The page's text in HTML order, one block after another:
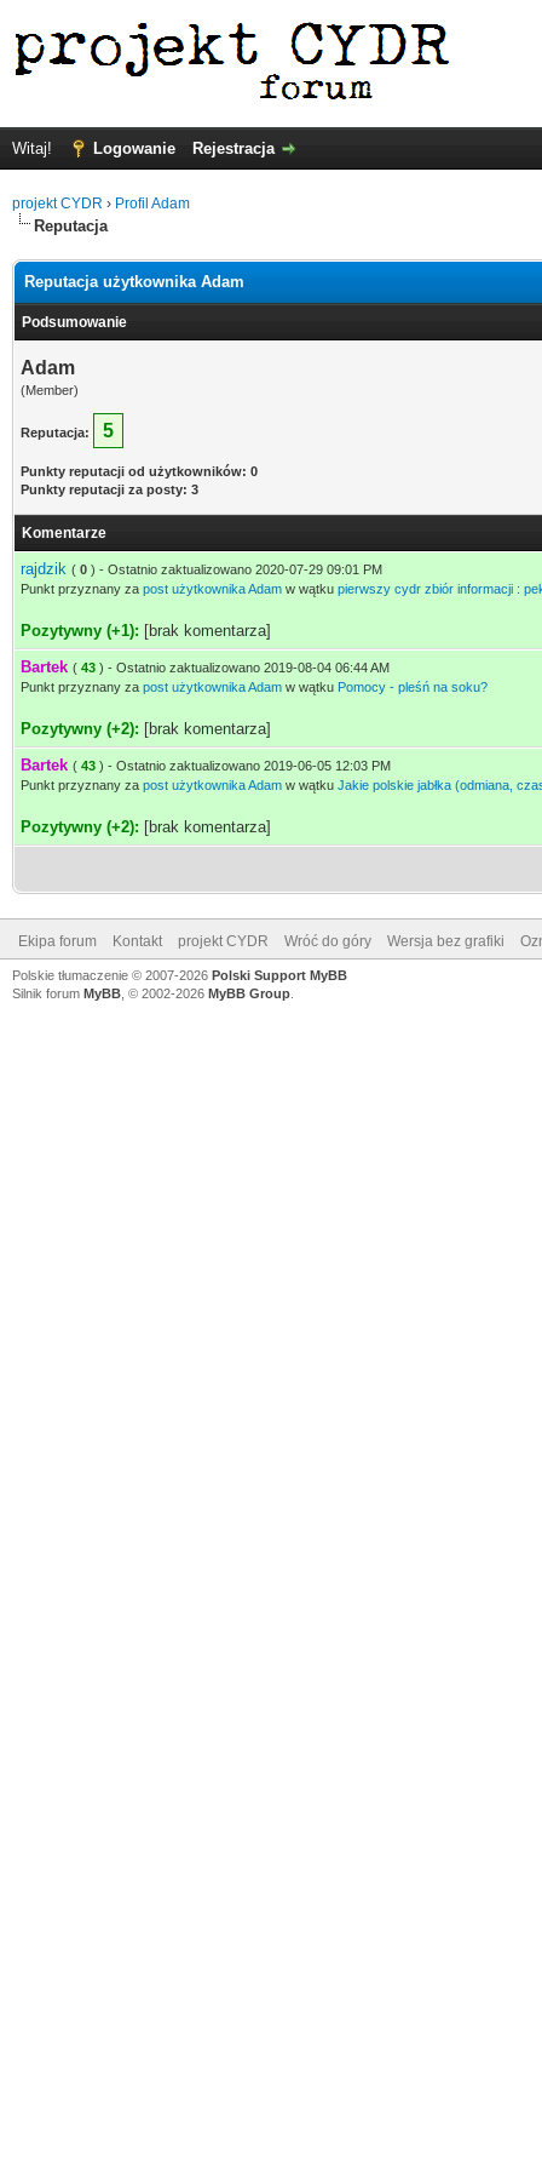
Witaj! Logowanie Rejestracja
projekt CYDR › Profil Adam
Reputacja
Reputacja użytkownika Adam
Podsumowanie
Adam
(Member)
Reputacja: 5
Punkty reputacji od użytkowników: 0
Punkty reputacji za posty: 3
Komentarze
rajdzik ( 0 ) - Ostatnio zaktualizowano 2020-07-29 09:01 PM
Punkt przyznany za post użytkownika Adam w wątku pierwszy cydr zbiór informacji :
Pozytywny (+1): [brak komentarza]
Bartek ( 43 ) - Ostatnio zaktualizowano 2019-08-04 06:44 AM
Punkt przyznany za post użytkownika Adam w wątku Pomocy - pleśń na soku?
Pozytywny (+2): [brak komentarza]
Bartek ( 43 ) - Ostatnio zaktualizowano 2019-06-05 12:03 PM
Punkt przyznany za post użytkownika Adam w wątku Jakie polskie jabłka (odmiana,
Pozytywny (+2): [brak komentarza]
Ekipa forum Kontakt projekt CYDR Wróć do góry Wersja bez grafiki
Polskie tłumaczenie © 2007-2026 Polski Support MyBB
Silnik forum MyBB , © 2002-2026 MyBB Group